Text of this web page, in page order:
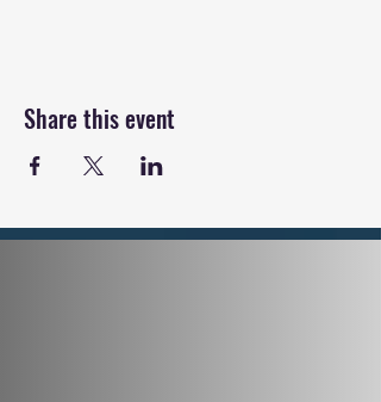
Share this event